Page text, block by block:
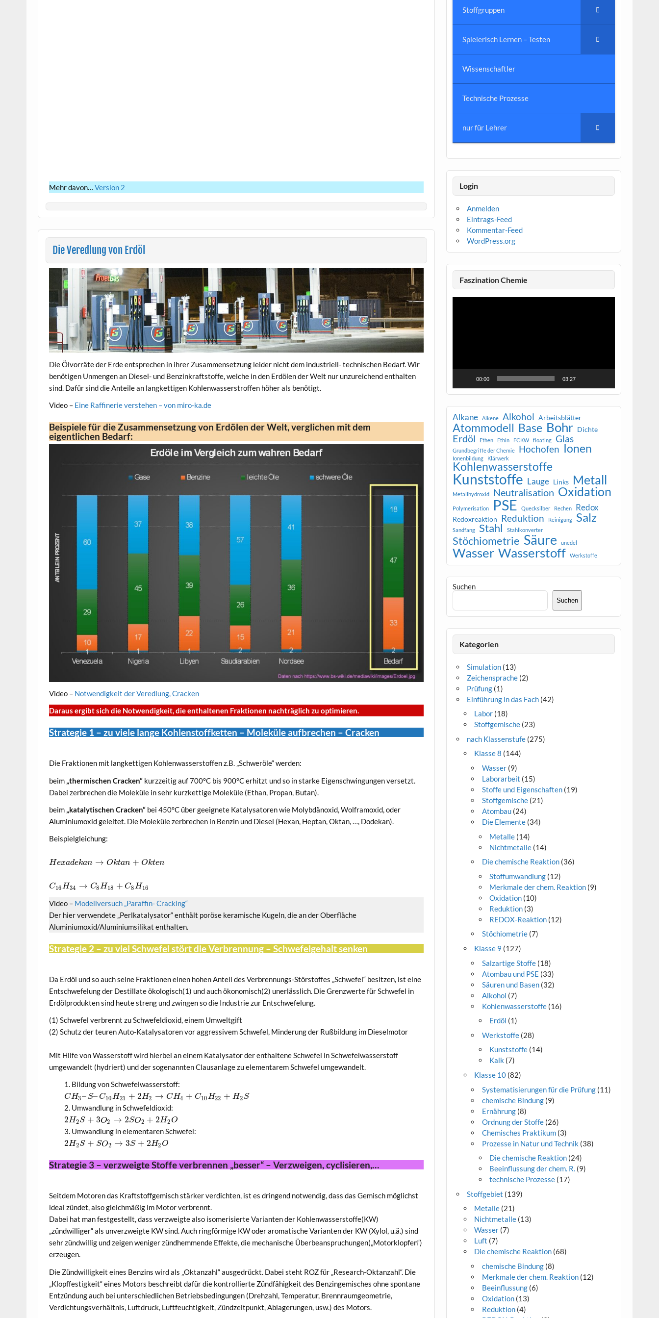
Mehr davon…Version 2
Die Veredlung von Erdöl
Die Ölvorräte der Erde entsprechen in ihrer Zusammensetzung leider nicht dem industriell- technischen Bedarf. Wir
benötigen Unmengen an Diesel- und Benzinkraftstoffe, welche in den Erdölen der Welt nur unzureichend enthalten
sind. Dafür sind die Anteile an langkettigen Kohlenwasserstroffen höher als benötigt.
Video – Eine Raffinerie verstehen – von miro-ka.de
Beispiele für die Zusammensetzung von Erdölen der Welt, verglichen mit dem
eigentlichen Bedarf:
Video – Notwendigkeit der Veredlung, Cracken
Daraus ergibt sich die Notwendigkeit, die enthaltenen Fraktionen nachträglich zu optimieren.
Strategie 1 – zu viele lange Kohlenstoffketten – Moleküle aufbrechen – Cracken
Die Fraktionen mit langkettigen Kohlenwasserstoffen z.B. „Schweröle“ werden:
beim „thermischen Cracken“ kurzzeitig auf 700°C bis 900°C erhitzt und so in starke Eigenschwingungen versetzt.
Dabei zerbrechen die Moleküle in sehr kurzkettige Moleküle (Ethan, Propan, Butan).
beim „katalytischen Cracken“ bei 450°C über geeignete Katalysatoren wie Molybdänoxid, Wolframoxid, oder
Aluminiumoxid geleitet. Die Moleküle zerbrechen in Benzin und Diesel (Hexan, Heptan, Oktan, …, Dodekan).
Beispielgleichung:
Hexadekan → Oktan + Okten
C16H34 → C8H18 + C8H16
Video – Modellversuch „Paraffin- Cracking“
Der hier verwendete „Perlkatalysator“ enthält poröse keramische Kugeln, die an der Oberfläche
Aluminiumoxid/Aluminiumsilikat enthalten.
Strategie 2 – zu viel Schwefel stört die Verbrennung – Schwefelgehalt senken
Da Erdöl und so auch seine Fraktionen einen hohen Anteil des Verbrennungs-Störstoffes „Schwefel“ besitzen, ist eine
Entschwefelung der Destillate ökologisch(1) und auch ökonomisch(2) unerlässlich. Die Grenzwerte für Schwefel in
Erdölprodukten sind heute streng und zwingen so die Industrie zur Entschwefelung.
(1) Schwefel verbrennt zu Schwefeldioxid, einem Umweltgift
(2) Schutz der teuren Auto-Katalysatoren vor aggressivem Schwefel, Minderung der Rußbildung im Dieselmotor
Mit Hilfe von Wasserstoff wird hierbei an einem Katalysator der enthaltene Schwefel in Schwefelwasserstoff
umgewandelt (hydriert) und der sogenannten Clausanlage zu elementarem Schwefel umgewandelt.
Bildung von Schwefelwasserstoff:
CH3– S– C10H21 + 2H2 → CH4 + C10H22 + H2 S
Umwandlung in Schwefeldioxid:
2H2S + 3O2 → 2SO2 + 2H2O
Umwandlung in elementaren Schwefel:
2H2S + SO2 → 3S + 2H2O
Strategie 3 – verzweigte Stoffe verbrennen „besser“ – Verzweigen, cyclisieren,…
Seitdem Motoren das Kraftstoffgemisch stärker verdichten, ist es dringend notwendig, dass das Gemisch möglichst
ideal zündet, also gleichmäßig im Motor verbrennt.
Dabei hat man festgestellt, dass verzweigte also isomerisierte Varianten der Kohlenwasserstoffe(KW)
„zündwilliger“ als unverzweigte KW sind. Auch ringförmige KW oder aromatische Varianten der KW (Xylol, u.ä.) sind
sehr zündwillig und zeigen weniger zündhemmende Effekte, die mechanische Überbeanspruchungen(„Motorklopfen“)
erzeugen.
Die Zündwilligkeit eines Benzins wird als „Oktanzahl“ ausgedrückt. Dabei steht ROZ für „Research-Oktanzahl“. Die
„Klopffestigkeit“ eines Motors beschreibt dafür die kontrollierte Zündfähigkeit des Benzingemisches ohne spontane
Entzündung auch bei unterschiedlichen Betriebsbedingungen (Drehzahl, Temperatur, Brennraumgeometrie,
Verdichtungsverhältnis, Luftdruck, Luftfeuchtigkeit, Zündzeitpunkt, Ablagerungen, usw.) des Motors.
Stoffgruppen
Spielerisch Lernen – Testen
Wissenschaftler
Technische Prozesse
nur für Lehrer
Login
Anmelden
Eintrags-Feed
Kommentar-Feed
WordPress.org
Faszination Chemie
Video-
00:00 03:27
Alkane Alkene Alkohol Arbeitsblätter
Atommodell Base Bohr Dichte
Erdöl Ethen Ethin FCKW floating Glas
Grundbegriffe der Chemie Hochofen Ionen
Ionenbildung Klärwerk
Kohlenwasserstoffe
Kunststoffe Lauge Links Metall
Metallhydroxid Neutralisation Oxidation
Polymerisation PSE Quecksilber Rechen Redox
Redoxreaktion Reduktion Reinigung Salz
Sandfang Stahl Stahlkonverter
Stöchiometrie Säure unedel
Wasser Wasserstoff Werkstoffe
Suchen
Suchen
Kategorien
Simulation (13)
Zeichensprache (2)
Prüfung (1)
Einführung in das Fach (42)
Labor (18)
Stoffgemische (23)
nach Klassenstufe (275)
Klasse 8 (144)
Wasser(9)
Laborarbeit (15)
Stoffe und Eigenschaften(19)
Stoffgemische(21)
Atombau(24)
Die Elemente(34)
Metalle(14)
Nichtmetalle(14)
Die chemische Reaktion(36)
Stoffumwandlung(12)
Merkmale der chem. Reaktion(9)
Oxidation(10)
Reduktion(3)
REDOX-Reaktion(12)
Stöchiometrie(7)
Klasse 9 (127)
Salzartige Stoffe(18)
Atombau und PSE (33)
Säuren und Basen(32)
Alkohol (7)
Kohlenwasserstoffe(16)
Erdöl (1)
Werkstoffe(28)
Kunststoffe(14)
Kalk (7)
Klasse 10 (82)
Systematisierungen für die Prüfung(11)
chemische Bindung(9)
Ernährung(8)
Ordnung der Stoffe(26)
Chemisches Praktikum(3)
Prozesse in Natur und Technik (38)
Die chemische Reaktion(24)
Beeinflussung der chem. R.(9)
technische Prozesse(17)
Stoffgebiet (139)
Metalle (21)
Nichtmetalle (13)
Wasser (7)
Luft (7)
Die chemische Reaktion (68)
chemische Bindung(8)
Merkmale der chem. Reaktion(12)
Beeinflussung(6)
Oxidation(13)
Reduktion(4)